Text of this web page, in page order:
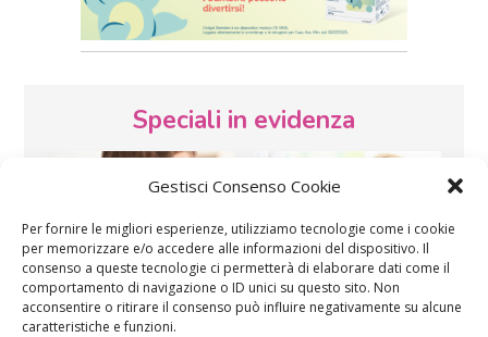
Gestisci Consenso Cookie
Per fornire le migliori esperienze, utilizziamo tecnologie come i cookie
per memorizzare e/o accedere alle informazioni del dispositivo. Il
consenso a queste tecnologie ci permetterà di elaborare dati come il
comportamento di navigazione o ID unici su questo sito. Non
acconsentire o ritirare il consenso può influire negativamente su alcune
caratteristiche e funzioni.
Speciali in evidenza
Vaccini SOS Pediatra